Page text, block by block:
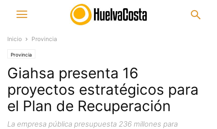
Inicio Provincia
Provincia
Giahsa presenta 16
proyectos estratégicos para
el Plan de Recuperación
La empresa pública presupuesta 236 millones para